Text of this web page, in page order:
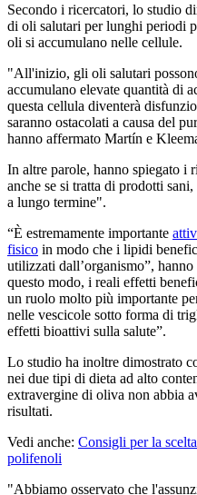
Secondo i ricercatori, lo studio
di oli salutari per lunghi periodi
oli si accumulano nelle cellule.
"All'inizio, gli oli salutari
accumulano elevate quantità di
questa cellula diventerà
saranno ostacolati a causa del
hanno affermato Martín e
In altre parole, hanno spiegato i
anche se si tratta di prodotti
a lungo termine".
“È estremamente importante
fisico in modo che i lipidi
utilizzati dall’organismo”,
questo modo, i reali effetti
un ruolo molto più importante
nelle vescicole sotto forma di
effetti bioattivi sulla salute”.
Lo studio ha inoltre dimostrato
nei due tipi di dieta ad alto
extravergine di oliva non abbia
risultati.
Vedi anche: Consigli per la
polifenoli
"Abbiamo osservato che